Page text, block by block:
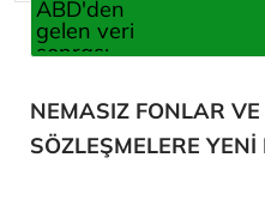
NEMASIZ FONLAR
SÖZLEŞMELERE